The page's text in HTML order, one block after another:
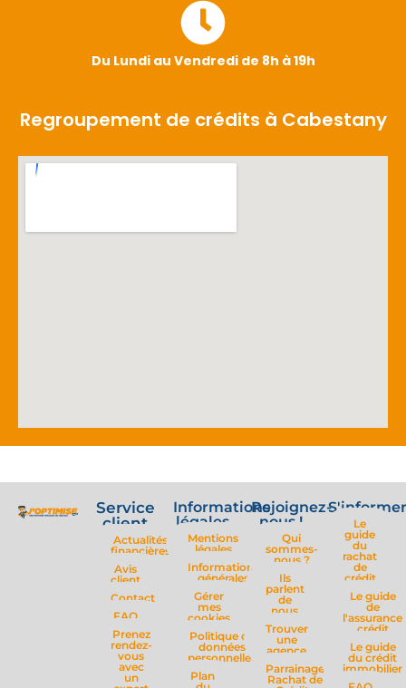
Du Lundi au Vendredi de 8h à 19h
Regroupement de crédits à Cabestany
Service
client
Actualités
financières
Avis
client
Contact
FAQ
Prenez
rendez-
vous
avec
un
Informations
légales
Mentions
légales
Informations
générales
Gérer
mes
cookies
Politique de
données
personnelles
Plan
Rejoignez-
nous !
Qui
sommes-
nous ?
Ils
parlent
de
nous
Trouver
une
agence
Parrainage
Rachat de
Le
guide
du
rachat
de
crédit
Le guide
de
l'assurance
crédit
Le guide
du crédit
immobilier